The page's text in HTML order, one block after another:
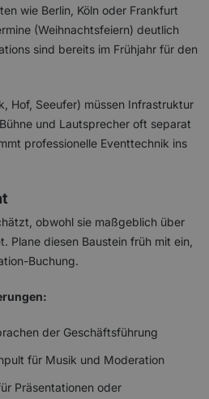
wie Berlin, Köln oder Frankfurt
(Weihnachtsfeiern) deutlich
sind bereits im Frühjahr für den
Hof, Seeufer) müssen Infrastruktur
und Lautsprecher oft separat
professionelle Eventtechnik ins
obwohl sie maßgeblich über
Plane diesen Baustein früh mit ein,
Buchung.
der Geschäftsführung
für Musik und Moderation
Präsentationen oder